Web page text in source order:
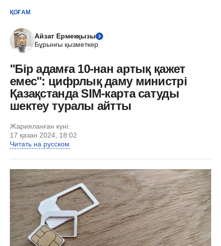
ҚОҒАМ
Айзат Ермекқызы
Бұрынғы қызметкер
"Бір адамға 10-нан артық қажет
емес": цифрлық даму министрі
Қазақстанда SIM-карта сатуды
шектеу туралы айтты
Жарияланған күні:
17 қазан 2024, 18:02
Читать на русском